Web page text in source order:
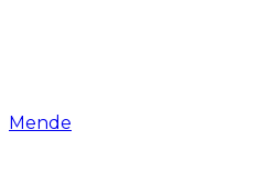
Mende